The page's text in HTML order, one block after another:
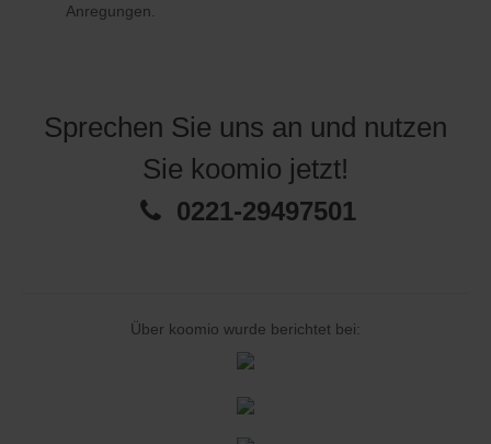
Anregungen.
Sprechen Sie uns an und nutzen
Sie koomio jetzt!
0221-29497501
Über koomio wurde berichtet bei: